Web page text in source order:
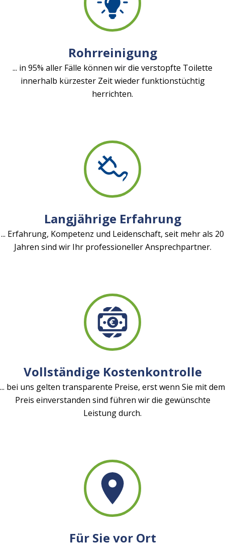
Rohrreinigung
... in 95% aller Fälle können wir die verstopfte Toilette
innerhalb kürzester Zeit wieder funktionstüchtig
herrichten.
Langjährige Erfahrung
... Erfahrung, Kompetenz und Leidenschaft, seit mehr als 20
Jahren sind wir Ihr professioneller Ansprechpartner.
Vollständige Kostenkontrolle
... bei uns gelten transparente Preise, erst wenn Sie mit dem
Preis einverstanden sind führen wir die gewünschte
Leistung durch.
Für Sie vor Ort